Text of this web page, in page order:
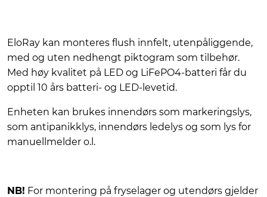
EloRay kan monteres flush innfelt, utenpåliggende,
med og uten nedhengt piktogram som tilbehør.
Med høy kvalitet på LED og LiFePO4-batteri får du
opptil 10 års batteri- og LED-levetid.
Enheten kan brukes innendørs som markeringslys,
som antipanikklys, innendørs ledelys og som lys for
manuellmelder o.l.
NB! For montering på fryselager og utendørs gjelder